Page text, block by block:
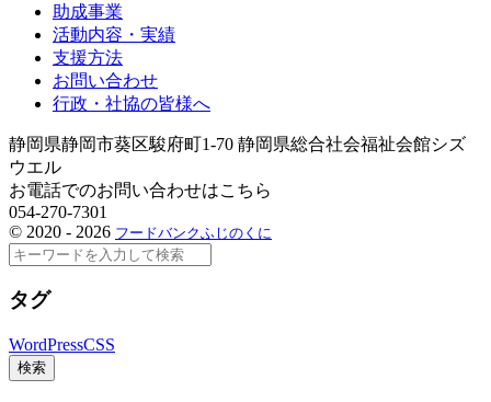
助成事業
活動内容・実績
支援方法
お問い合わせ
行政・社協の皆様へ
静岡県静岡市葵区駿府町1-70 静岡県総合社会福祉会館シズ
ウエル
お電話でのお問い合わせはこちら
054-270-7301
© 2020 - 2026 フードバンクふじのくに
検
タグ
WordPressCSS
検索